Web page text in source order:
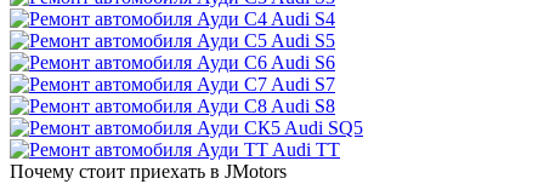
Audi S4
Audi S5
Audi S6
Audi S7
Audi S8
Audi SQ5
Audi TT
Почему стоит приехать в JMotors